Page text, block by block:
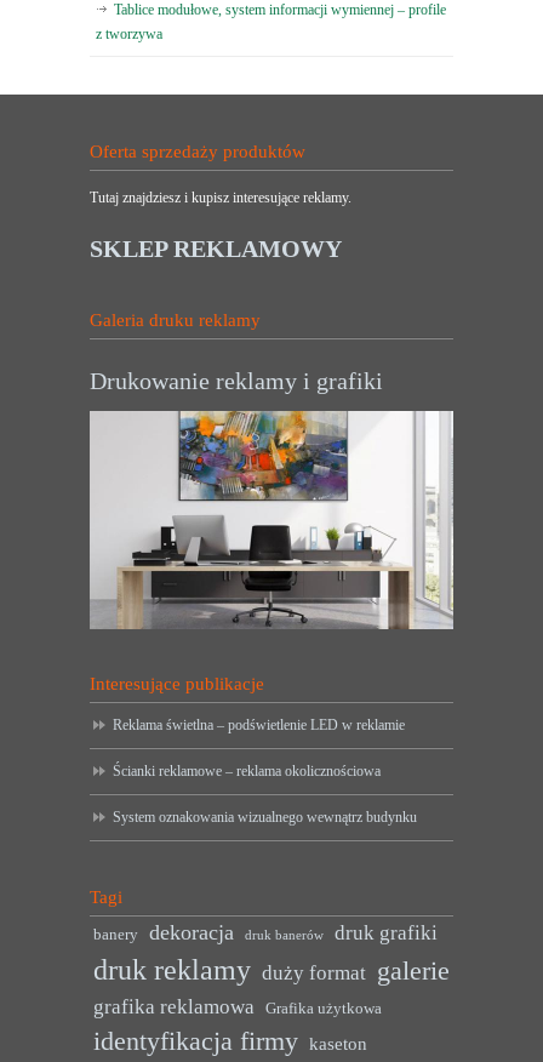
Tablice modułowe, system informacji wymiennej – profile
z tworzywa
Oferta sprzedaży produktów
Tutaj znajdziesz i kupisz interesujące reklamy.
SKLEP REKLAMOWY
Galeria druku reklamy
Drukowanie reklamy i grafiki
Interesujące publikacje
Reklama świetlna – podświetlenie LED w reklamie
Ścianki reklamowe – reklama okolicznościowa
System oznakowania wizualnego wewnątrz budynku
Tagi
banery dekoracja druk banerów druk grafiki
druk reklamy duży format galerie
grafika reklamowa Grafika użytkowa
identyfikacja firmy kaseton